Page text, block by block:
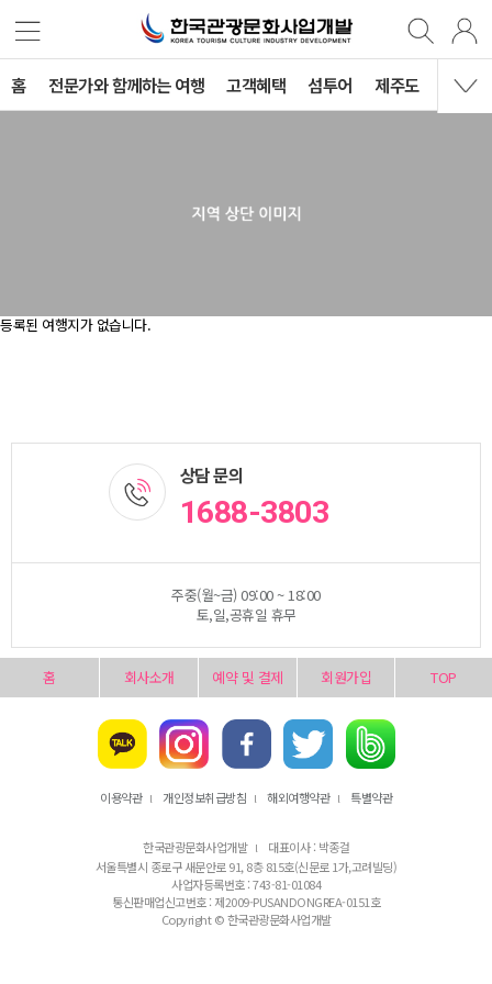
홈 전문가와 함께하는 여행 고객혜택 섬투어 제주도 국내
등록된 여행지가 없습니다.
상담 문의
1688-3803
주중(월~금) 09:00 ~ 18:00
토,일,공휴일 휴무
홈 회사소개 예약 및 결제 회원가입 TOP
이용약관 l 개인정보취급방침 l 해외여행약관 l 특별약관
한국관광문화사업개발 l
대표이사 : 박종걸
서울특별시 종로구 새문안로 91, 8층 815호(신문로 1가,고려빌딩)
사업자등록번호 : 743-81-01084
통신판매업신고번호 : 제2009-PUSANDONGREA-0151호
Copyright © 한국관광문화사업개발